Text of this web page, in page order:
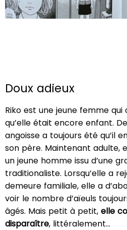
Doux adieux
Riko est une jeune femme
qu’elle était encore enfant.
angoisse a toujours été qu’il
son père. Maintenant adulte,
un jeune homme issu d’une
traditionaliste. Lorsqu’elle a
demeure familiale, elle a
voir le nombre d’aïeuls
âgés. Mais petit à petit, elle
disparaître, littéralement…